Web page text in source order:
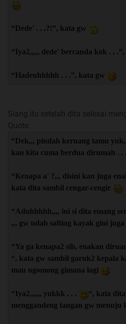
“Dede' . . .?!”, kata gw
“Iya2,,,,, dede' bercanda kok . .
“Hadeuhhhhh . . .”, kata gw
Siang itu setelah dita selesai
Quote:
“Dek,,, pindah keruang tamu
kan kita cuma berdua dirumah . .
“Kenapa a' ?,,, disini kan juga
kata dita sambil cengar-cengir
“Aduhhhhh,,,, ini si dita emang
,,, gw udah salting kayak gini
“Ya ga kenapa2 sih, enakan
“, kata gw sambil garuk2 kepala
mau ngomong gimana lagi
“Iya2,,,,,, yukkk . . .
“, kata
menggandeng tangan gw menuju